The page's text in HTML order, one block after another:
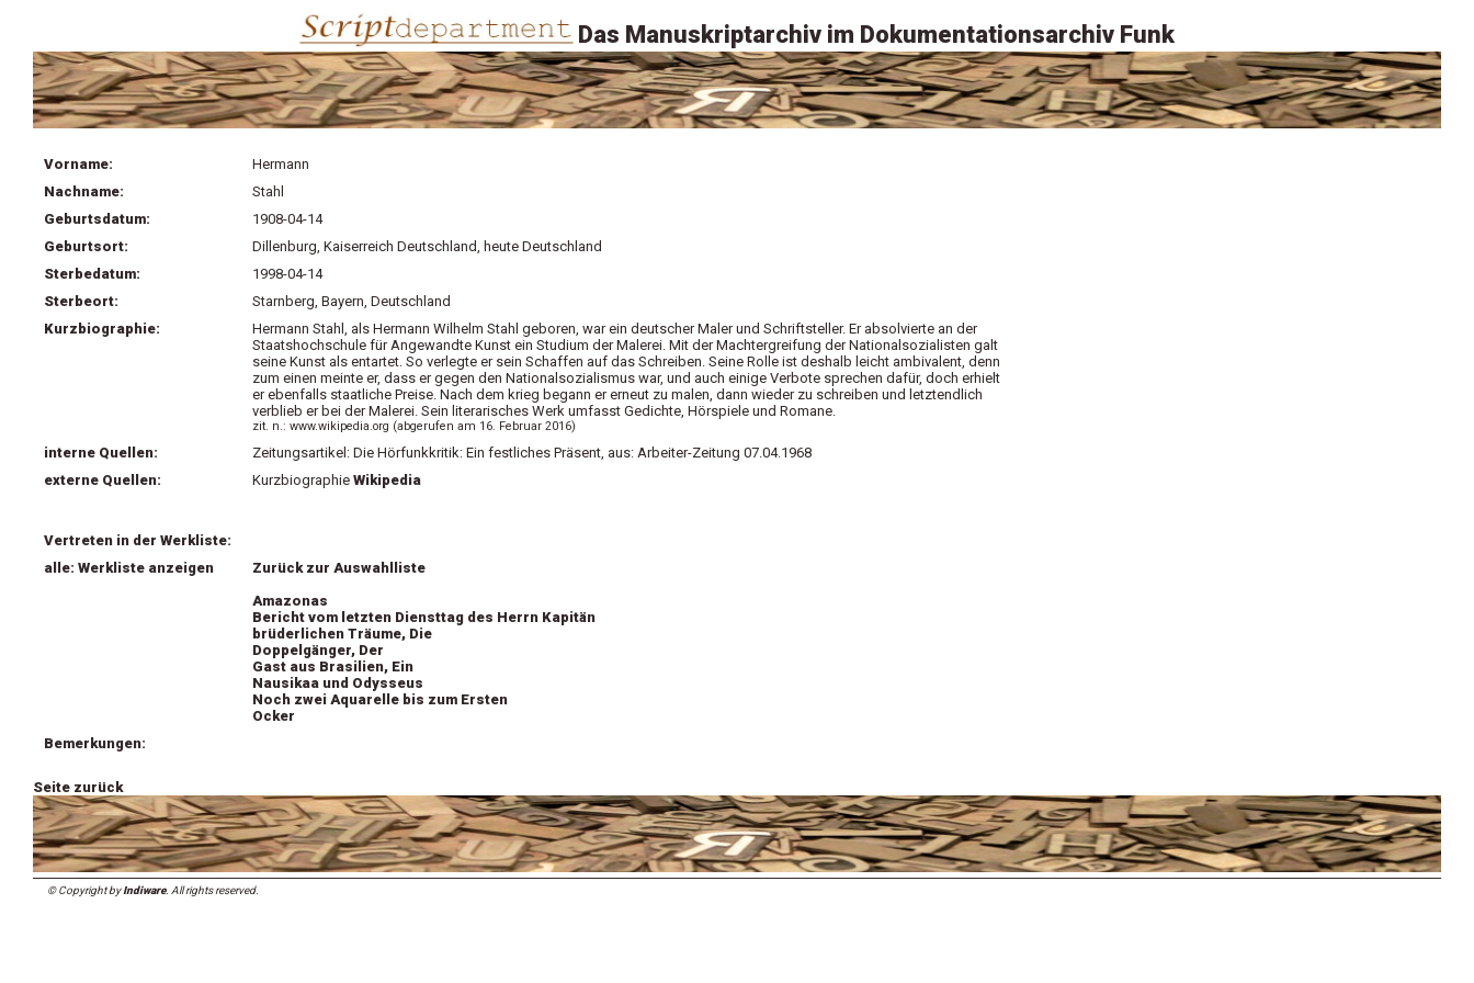
Das Manuskriptarchiv im Dokumentationsarchiv Funk
Vorname:
Hermann
Nachname:
Stahl
Geburtsdatum:
1908-04-14
Geburtsort:
Dillenburg, Kaiserreich Deutschland, heute Deutschland
Sterbedatum:
1998-04-14
Sterbeort:
Starnberg, Bayern, Deutschland
Kurzbiographie:
Hermann Stahl, als Hermann Wilhelm Stahl geboren, war ein deutscher Maler und Schriftsteller. Er absolvierte an der
Staatshochschule für Angewandte Kunst ein Studium der Malerei. Mit der Machtergreifung der Nationalsozialisten galt
seine Kunst als entartet. So verlegte er sein Schaffen auf das Schreiben. Seine Rolle ist deshalb leicht ambivalent, denn
zum einen meinte er, dass er gegen den Nationalsozialismus war, und auch einige Verbote sprechen dafür, doch erhielt
er ebenfalls staatliche Preise. Nach dem krieg begann er erneut zu malen, dann wieder zu schreiben und letztendlich
verblieb er bei der Malerei. Sein literarisches Werk umfasst Gedichte, Hörspiele und Romane.
zit. n.: www.wikipedia.org (abgerufen am 16. Februar 2016)
interne Quellen:
Zeitungsartikel: Die Hörfunkkritik: Ein festliches Präsent, aus: Arbeiter-Zeitung 07.04.1968
externe Quellen:
Kurzbiographie Wikipedia
Vertreten in der Werkliste:
alle: Werkliste anzeigen
Zurück zur Auswahlliste
Amazonas
Bericht vom letzten Diensttag des Herrn Kapitän
brüderlichen Träume, Die
Doppelgänger, Der
Gast aus Brasilien, Ein
Nausikaa und Odysseus
Noch zwei Aquarelle bis zum Ersten
Ocker
Bemerkungen:
Seite zurück
© Copyright byIndiware. All rights reserved.